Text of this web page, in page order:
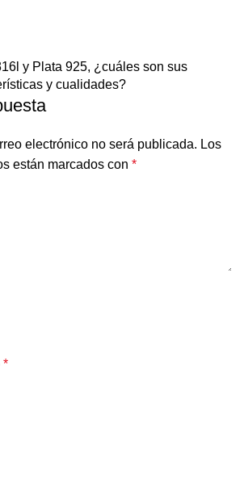
y Plata 925, ¿cuáles son sus
y cualidades?
electrónico no será publicada. Los
están marcados con *
*